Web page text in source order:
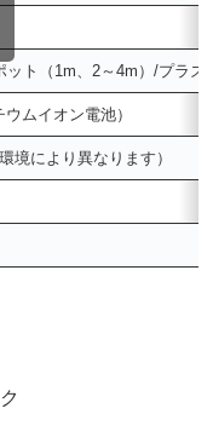
ット（1m、2～4m）/プラ
ムイオン電池）
境により異なります）